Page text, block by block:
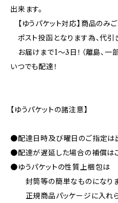
出来ます。
【ゆうパケット対応】商品のみ
ポスト投函となります為、代引
お届けまで1～3日！（離島、一
いつでも配達！
【ゆうパケットの諸注意】
●配達日時及び曜日のご指定は
●配達が遅延した場合の補償はご
●ゆうパケットの性質上梱包は
封筒等の簡単なものになりま
正規商品パッケージに入れら